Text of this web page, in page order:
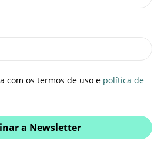
com os termos de uso e política de
a Newsletter